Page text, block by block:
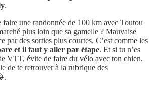
.
faire une randonnée de 100 km avec Toutou
plus loin que sa gamelle ? Mauvaise
par des sorties plus courtes. C’est comme les
et il faut y aller par étape. Et si tu n’es
VTT, évite de faire du vélo avec ton chien.
de te retrouver à la rubrique des